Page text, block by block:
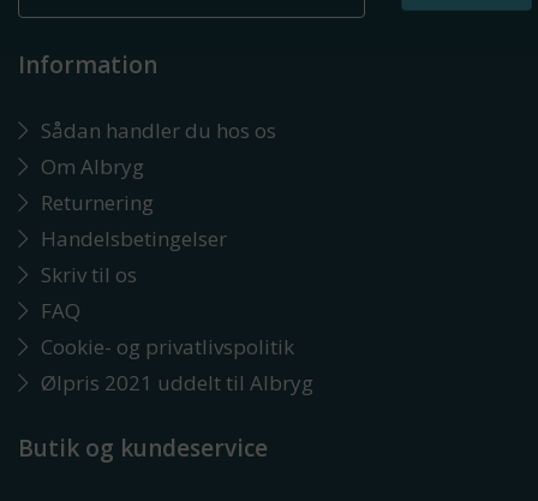
Information
Sådan handler du hos os
Om Albryg
Returnering
Handelsbetingelser
Skriv til os
FAQ
Cookie- og privatlivspolitik
Ølpris 2021 uddelt til Albryg
Butik og kundeservice